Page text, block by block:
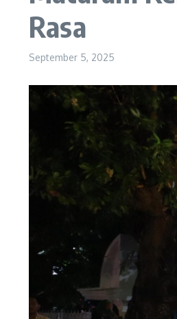
Rasa
September 5, 2025